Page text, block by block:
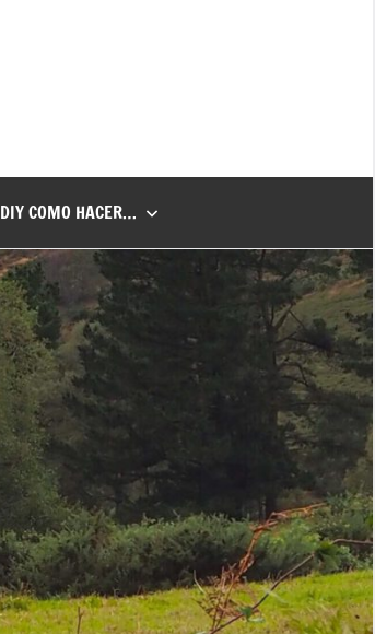
DIY COMO HACER…